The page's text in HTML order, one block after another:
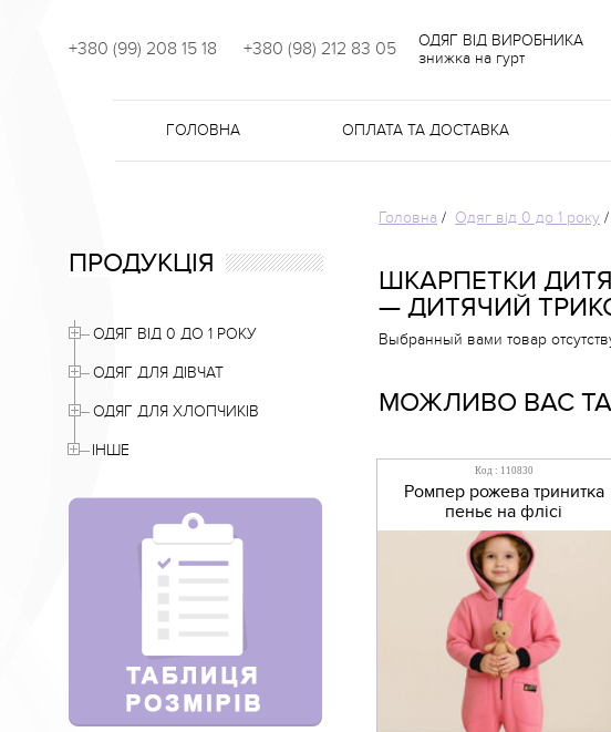
+380 (99) 208 15 18 +380 (98) 212 83 05
ОДЯГ ВІД ВИРОБНИКА
знижка на гурт
ГОЛОВНА ОПЛАТА ТА ДОСТАВКА
ПРОДУКЦІЯ
ОДЯГ ВІД 0 ДО 1 РОКУ
ОДЯГ ДЛЯ ДІВЧАТ
ОДЯГ ДЛЯ ХЛОПЧИКІВ
ІНШЕ
Головна / Одяг від 0 до 1 року /
ШКАРПЕТКИ
— ДИТЯЧИЙ
Выбранный вами товар
МОЖЛИВО ВАС
Код : 110830
Ромпер рожева тринитка
пеньє на флісі